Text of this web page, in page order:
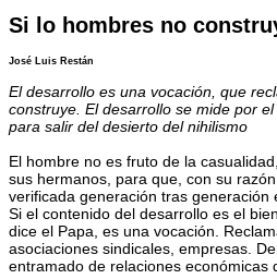
Si lo hombres no
José Luis Restán
El desarrollo es una vocación, que
construye. El desarrollo se mide por
para salir del desierto del nihilismo
El hombre no es fruto de la
sus hermanos, para que, con su
verificada generación tras
Si el contenido del desarrollo es el
dice el Papa, es una vocación.
asociaciones sindicales, empresas.
entramado de relaciones económicas